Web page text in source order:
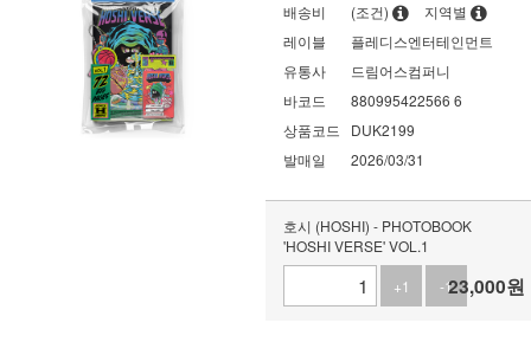
배송비
(조건)
지역별
레이블
플레디스엔터테인먼트
유통사
드림어스컴퍼니
바코드
880995422566 6
상품코드
DUK2199
발매일
2026/03/31
호시 (HOSHI) - PHOTOBOOK
'HOSHI VERSE' VOL.1
+1
-123,000원